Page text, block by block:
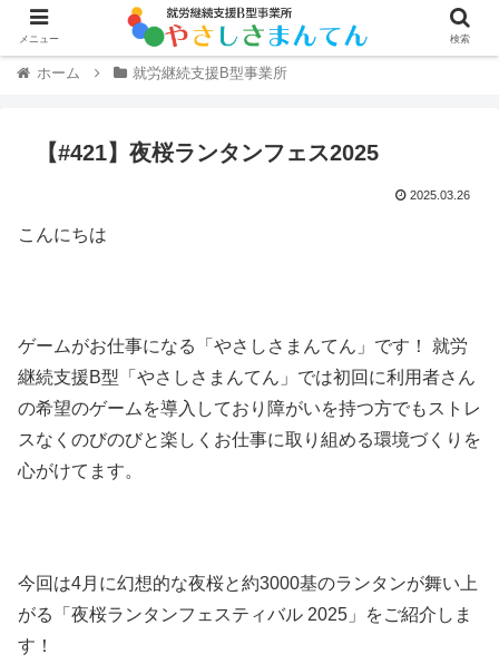
ホーム 就労継続支援B型事業所
【#421】夜桜ランタンフェス2025
2025.03.26
こんにちは
ゲームがお仕事になる「やさしさまんてん」です！ 就労
継続支援B型「やさしさまんてん」では初回に利用者さん
の希望のゲームを導入しており障がいを持つ方でもストレ
スなくのびのびと楽しくお仕事に取り組める環境づくりを
心がけてます。
今回は4月に幻想的な夜桜と約3000基のランタンが舞い上
がる「夜桜ランタンフェスティバル 2025」をご紹介しま
す！
メニュー 検索